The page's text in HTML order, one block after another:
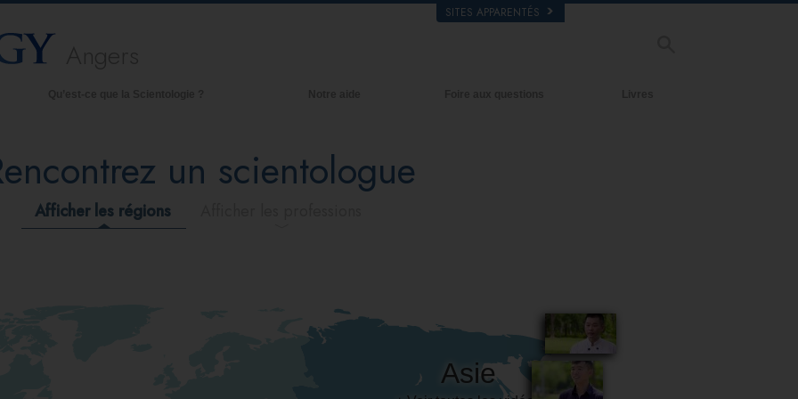
SITES APPARENTÉS
et Codes de Scientologie
scientologues et la Scientologie
un scientologue
L’organisation de la Scientologie
un scientologue
Afficher les régions